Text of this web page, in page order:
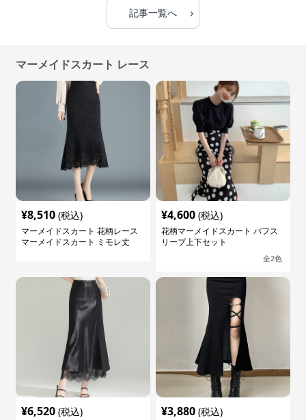
記事一覧へ ›
マーメイドスカート レース
¥8,510 (税込)
マーメイドスカート 花柄レース
マーメイドスカート ミモレ丈
¥4,600 (税込)
花柄マーメイドスカート パフス
リーブ上下セット
全2色
¥6,520 (税込) ¥3,880 (税込)